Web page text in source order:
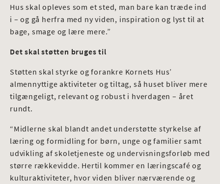
Hus skal opleves som et sted, man bare kan træde ind
i – og gå herfra med ny viden, inspiration og lyst til at
bage, smage og lære mere.”
Det skal støtten bruges til
Støtten skal styrke og forankre Kornets Hus’
almennyttige aktiviteter og tiltag, så huset bliver mere
tilgængeligt, relevant og robust i hverdagen – året
rundt.
“Midlerne skal blandt andet understøtte styrkelse af
læring og formidling for børn, unge og familier samt
udvikling af skoletjeneste og undervisningsforløb med
større rækkevidde. Hertil kommer en læringscafé og
kulturaktiviteter, hvor viden bliver nærværende og